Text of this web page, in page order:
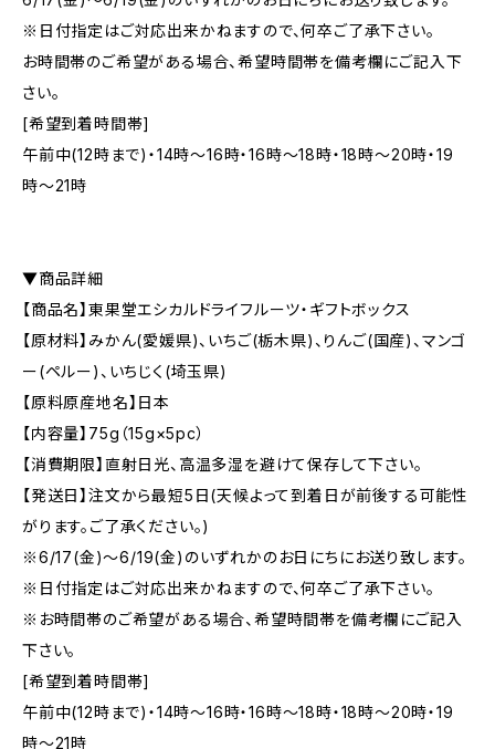
※日付指定はご対応出来かねますので、何卒ご了承下さい。
お時間帯のご希望がある場合、希望時間帯を備考欄にご記入下
さい。
[希望到着時間帯]
午前中(12時まで)・14時〜16時・16時〜18時・18時〜20時・19
時〜21時
▼商品詳細
【商品名】東果堂エシカルドライフルーツ・ギフトボックス
【原材料】みかん(愛媛県)、いちご(栃木県)、りんご(国産)、マンゴ
ー(ペルー)、いちじく(埼玉県)
【原料原産地名】日本
【内容量】75g（15g×5pc）
【消費期限】直射日光、高温多湿を避けて保存して下さい。
【発送日】注文から最短5日(天候よって到着日が前後する可能性
がります。ご了承ください。)
※6/17(金)〜6/19(金)のいずれかのお日にちにお送り致します。
※日付指定はご対応出来かねますので、何卒ご了承下さい。
※お時間帯のご希望がある場合、希望時間帯を備考欄にご記入
下さい。
[希望到着時間帯]
午前中(12時まで)・14時〜16時・16時〜18時・18時〜20時・19
時〜21時